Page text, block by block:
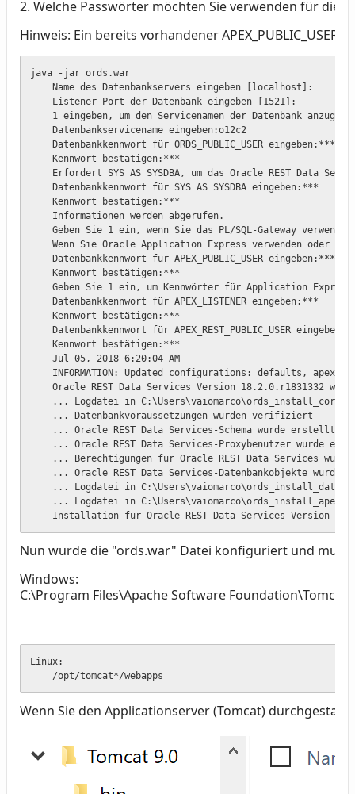
2. Welche Passwörter möchten Sie verwenden für die
Hinweis: Ein bereits vorhandener
java -jar ords.war
    Name des Datenbankservers eingeben [localhost]:
    Listener-Port der Datenbank eingeben [1521]:
1 eingeben, um den Servicenamen der Datenbank
    Datenbankservicename eingeben:o12c2
    Datenbankkennwort für ORDS_PUBLIC_USER eingeben:***
    Kennwort bestätigen:***
Erfordert SYS AS SYSDBA, um das Oracle REST Data
    Datenbankkennwort für SYS AS SYSDBA eingeben:***
    Kennwort bestätigen:***
    Informationen werden abgerufen.
Geben Sie 1 ein, wenn Sie das PL/SQL-Gateway
Wenn Sie Oracle Application Express verwenden oder
    Datenbankkennwort für APEX_PUBLIC_USER eingeben:***
    Kennwort bestätigen:***
Geben Sie 1 ein, um Kennwörter für Application
    Datenbankkennwort für APEX_LISTENER eingeben:***
    Kennwort bestätigen:***
Datenbankkennwort für APEX_REST_PUBLIC_USER
    Kennwort bestätigen:***
    Jul 05, 2018 6:20:04 AM
INFORMATION: Updated configurations: defaults, apex,
Oracle REST Data Services Version 18.2.0.r1831332 wird
... Logdatei in
    ... Datenbankvoraussetzungen wurden verifiziert
    ... Oracle REST Data Services-Schema wurde erstellt
... Oracle REST Data Services-Proxybenutzer wurde
... Berechtigungen für Oracle REST Data Services
... Oracle REST Data Services-Datenbankobjekte wurden
... Logdatei in
... Logdatei in
Installation für Oracle REST Data Services Version
Nun wurde die "ords.war" Datei konfiguriert und muss
Windows:
C:\Program Files\Apache Software Foundation\Tomcat
Linux:
    /opt/tomcat*/webapps
Wenn Sie den Applicationserver (Tomcat)